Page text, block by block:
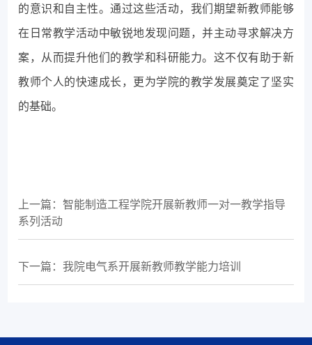
的意识和自主性。通过这些活动，我们期望新教师能够
在日常教学活动中敏锐地发现问题，并主动寻求解决方
案，从而提升他们的教学和科研能力。这不仅有助于新
教师个人的快速成长，更为学院的教学发展奠定了坚实
的基础。
上一篇：智能制造工程学院开展新教师一对一教学指导
系列活动
下一篇：我院电气系开展新教师教学能力培训